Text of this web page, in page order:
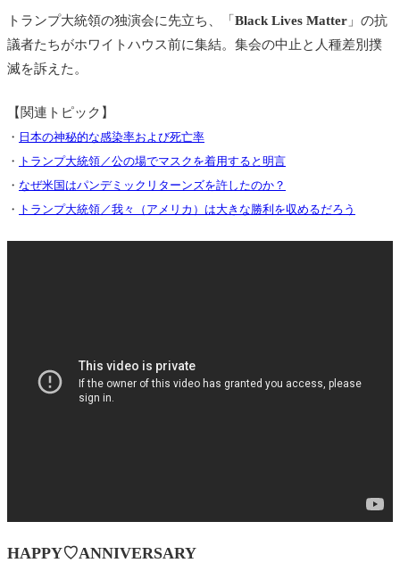
トランプ大統領の独演会に先立ち、「 Black Lives Matter 」の抗
議者たちがホワイトハウス前に集結。集会の中止と人種差別撲
滅を訴えた。
【関連トピック】
・ 日本の神秘的な感染率および死亡率
・ トランプ大統領／公の場でマスクを着用すると明言
・ なぜ米国はパンデミックリターンズを許したのか？
・ トランプ大統領／我々（アメリカ）は大きな勝利を収めるだろう
HAPPY♡ANNIVERSARY